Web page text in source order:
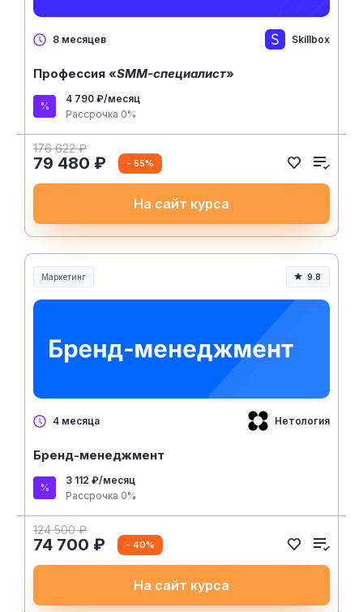
8 месяцев Skillbox
Профессия «SMM-специалист»
4 790 ₽/месяц
Рассрочка 0%
176 622 ₽
79 480 ₽ - 55%
На сайт курса
Маркетинг 9.8
4 месяца Нетология
Бренд-менеджмент
3 112 ₽/месяц
Рассрочка 0%
124 500 ₽
74 700 ₽ - 40%
На сайт курса